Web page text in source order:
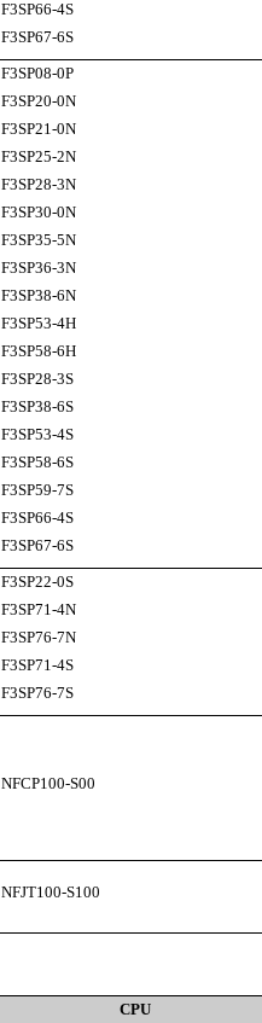
F3SP66-4S
F3SP67-6S
F3SP08-0P
F3SP20-0N
F3SP21-0N
F3SP25-2N
F3SP28-3N
F3SP30-0N
F3SP35-5N
F3SP36-3N
F3SP38-6N
F3SP53-4H
F3SP58-6H
F3SP28-3S
F3SP38-6S
F3SP53-4S
F3SP58-6S
F3SP59-7S
F3SP66-4S
F3SP67-6S
F3SP22-0S
F3SP71-4N
F3SP76-7N
F3SP71-4S
F3SP76-7S
NFCP100-S00
NFJT100-S100
CPU